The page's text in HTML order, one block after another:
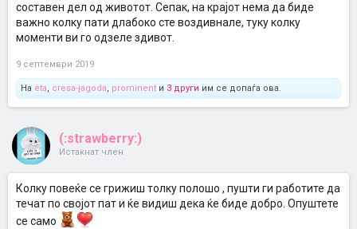
составен дел од животот. Сепак, на крајот нема да биде
важно колку пати длабоко сте воздивнале, туку колку
моменти ви го одзеле здивот.
9 септември 2019
На eta, cresa-jagoda, prominent и 3 други им се допаѓа ова.
(:strawberry:)
Истакнат член
Колку повеќе се грижиш толку полошо , пушти ги работите да
течат по својот пат и ќе видиш дека ќе биде добро. Опуштете
се само